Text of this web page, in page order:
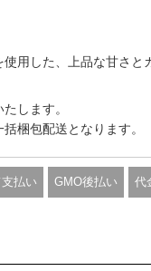
使用した、上品な甘さと
します。
梱包配送となります。
払い GMO後払い 代